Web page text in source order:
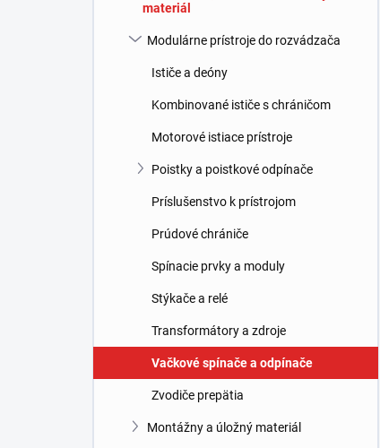
materiál
Modulárne prístroje do rozvádzača
Ističe a deóny
Kombinované ističe s chráničom
Motorové istiace prístroje
Poistky a poistkové odpínače
Príslušenstvo k prístrojom
Prúdové chrániče
Spínacie prvky a moduly
Stýkače a relé
Transformátory a zdroje
Vačkové spínače a odpínače
Zvodiče prepätia
Montážny a úložný materiál